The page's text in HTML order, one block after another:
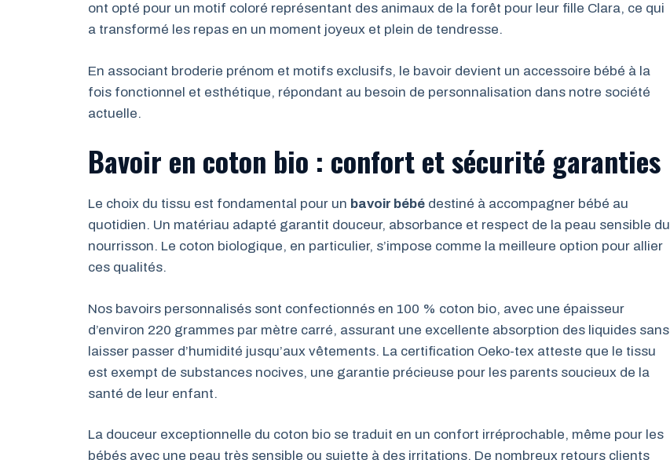
ont opté pour un motif coloré représentant des animaux de la forêt pour leur fille Clara, ce qui
a transformé les repas en un moment joyeux et plein de tendresse.
En associant broderie prénom et motifs exclusifs, le bavoir devient un accessoire bébé à la
fois fonctionnel et esthétique, répondant au besoin de personnalisation dans notre société
actuelle.
Bavoir en coton bio : confort et sécurité garanties
Le choix du tissu est fondamental pour un bavoir bébé destiné à accompagner bébé au
quotidien. Un matériau adapté garantit douceur, absorbance et respect de la peau sensible du
nourrisson. Le coton biologique, en particulier, s’impose comme la meilleure option pour allier
ces qualités.
Nos bavoirs personnalisés sont confectionnés en 100 % coton bio, avec une épaisseur
d’environ 220 grammes par mètre carré, assurant une excellente absorption des liquides sans
laisser passer d’humidité jusqu’aux vêtements. La certification Oeko-tex atteste que le tissu
est exempt de substances nocives, une garantie précieuse pour les parents soucieux de la
santé de leur enfant.
La douceur exceptionnelle du coton bio se traduit en un confort irréprochable, même pour les
bébés avec une peau très sensible ou sujette à des irritations. De nombreux retours clients